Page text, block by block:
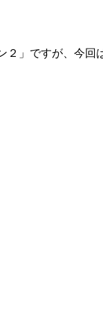
」ですが、今回